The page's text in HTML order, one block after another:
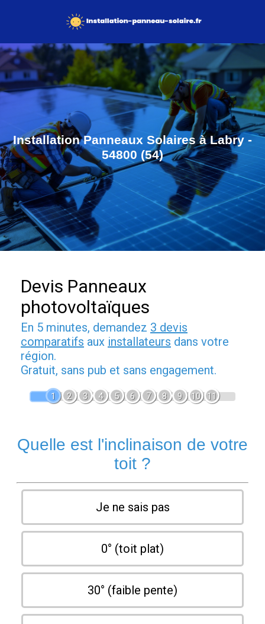
Installation Panneaux Solaires à Labry -
54800 (54)
Devis Panneaux
photovoltaïques
En 5 minutes, demandez 3 devis
comparatifs aux installateurs dans votre
région.
Gratuit, sans pub et sans engagement.
1 2 3 4 5 6 7 8 9 10 11
Quelle est l'inclinaison de votre
toit ?
Je ne sais pas
0° (toit plat)
30° (faible pente)